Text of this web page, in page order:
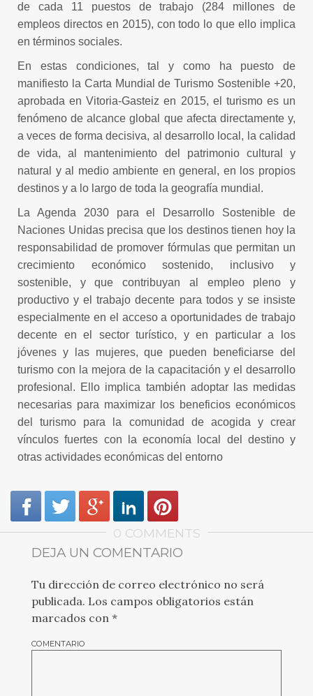
de cada 11 puestos de trabajo (284 millones de
empleos directos en 2015), con todo lo que ello implica
en términos sociales.
En estas condiciones, tal y como ha puesto de
manifiesto la Carta Mundial de Turismo Sostenible +20,
aprobada en Vitoria-Gasteiz en 2015, el turismo es un
fenómeno de alcance global que afecta directamente y,
a veces de forma decisiva, al desarrollo local, la calidad
de vida, al mantenimiento del patrimonio cultural y
natural y al medio ambiente en general, en los propios
destinos y a lo largo de toda la geografía mundial.
La Agenda 2030 para el Desarrollo Sostenible de
Naciones Unidas precisa que los destinos tienen hoy la
responsabilidad de promover fórmulas que permitan un
crecimiento económico sostenido, inclusivo y
sostenible, y que contribuyan al empleo pleno y
productivo y el trabajo decente para todos y se insiste
especialmente en el acceso a oportunidades de trabajo
decente en el sector turístico, y en particular a los
jóvenes y las mujeres, que pueden beneficiarse del
turismo con la mejora de la capacitación y el desarrollo
profesional. Ello implica también adoptar las medidas
necesarias para maximizar los beneficios económicos
del turismo para la comunidad de acogida y crear
vínculos fuertes con la economía local del destino y
otras actividades económicas del entorno
0 COMMENTS
DEJA UN COMENTARIO
Tu dirección de correo electrónico no será
publicada. Los campos obligatorios están
marcados con *
COMENTARIO